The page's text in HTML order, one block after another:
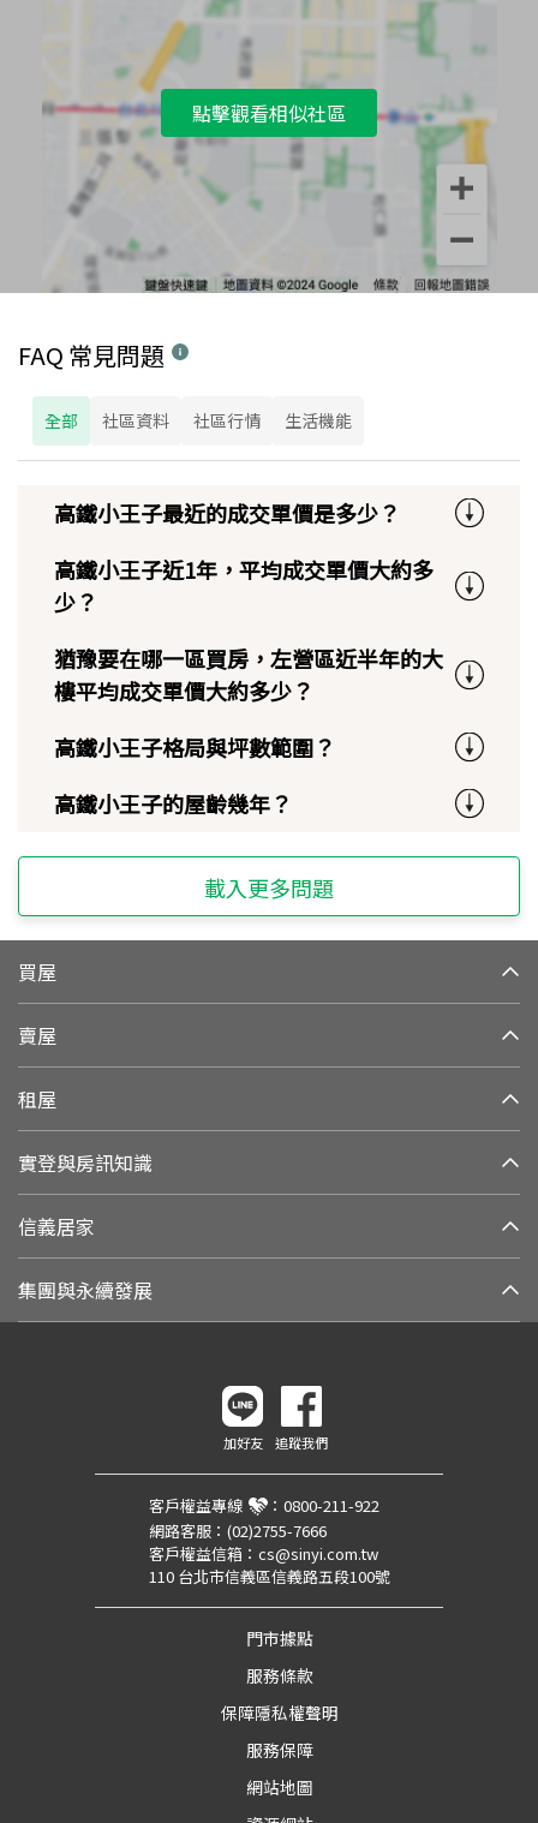
點擊觀看相似社區
FAQ 常見問題
全部 社區資料 社區行情 生活機能
高鐵小王子最近的成交單價是多少？
高鐵小王子近1年，平均成交單價大約多
少？
猶豫要在哪一區買房，左營區近半年的大
樓平均成交單價大約多少？
高鐵小王子格局與坪數範圍？
高鐵小王子的屋齡幾年？
載入更多問題
買屋
賣屋
租屋
實登與房訊知識
信義居家
集團與永續發展
加好友 追蹤我們
客戶權益專線 ： 0800-211-922
網路客服： (02)2755-7666
客戶權益信箱： cs@sinyi.com.tw
110 台北市信義區信義路五段100號
門市據點
服務條款
保障隱私權聲明
服務保障
網站地圖